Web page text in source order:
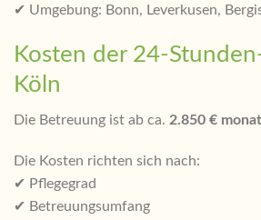
✔ Umgebung: Bonn, Leverkusen,
Kosten der 24-
Köln
Die Betreuung ist ab ca. 2.850 €
Die Kosten richten sich nach:
✔ Pflegegrad
✔ Betreuungsumfang